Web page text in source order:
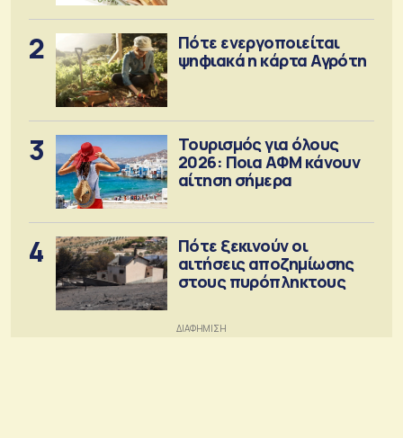
2
Πότε ενεργοποιείται
ψηφιακά η κάρτα Αγρότη
3
Τουρισμός για όλους
2026: Ποια ΑΦΜ κάνουν
αίτηση σήμερα
4
Πότε ξεκινούν οι
αιτήσεις αποζημίωσης
στους πυρόπληκτους